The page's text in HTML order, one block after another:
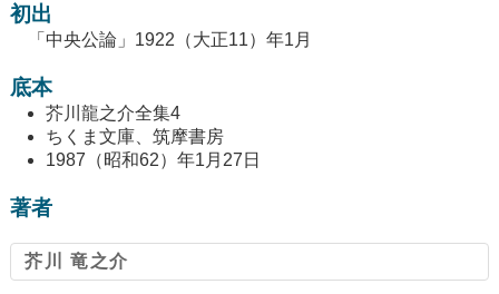
初出
「中央公論」1922（大正11）年1月
底本
芥川龍之介全集4
ちくま文庫、筑摩書房
1987（昭和62）年1月27日
著者
芥川 竜之介